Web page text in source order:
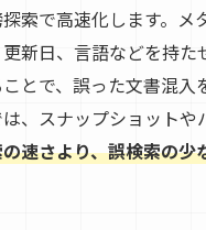
索で高速化します。メ
新日、言語などを持た
とで、誤った文書混入
、スナップショットや
速さより、誤検索の少